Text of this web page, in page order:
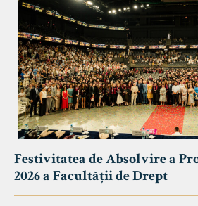
Festivitatea de Absolvire a
2026 a Facultății de Drept